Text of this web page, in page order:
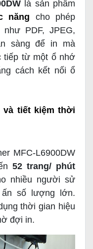
là sản phẩm
năng cho phép
PDF, JPEG,
sàng để in mà
tiếp từ một ổ nhớ
cách kết nối ổ
và tiết kiệm thời
MFC-L6900DW
52 trang/ phút
nhiều người sử
số lượng lớn.
thời gian hiệu
đợi in.